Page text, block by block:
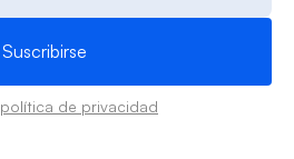
política de privacidad